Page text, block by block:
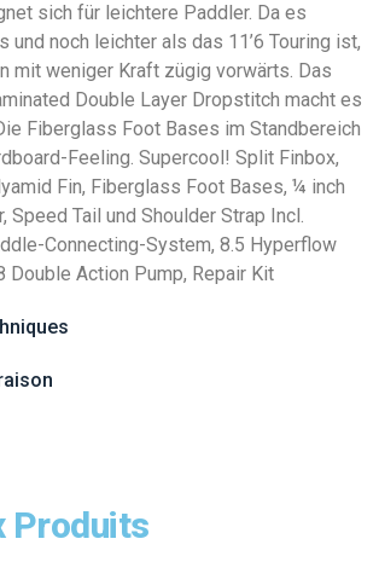
sich für leichtere Paddler. Da es
und noch leichter als das 11’6 Touring ist,
mit weniger Kraft zügig vorwärts. Das
Double Layer Dropstitch macht es
Fiberglass Foot Bases im Standbereich
Feeling. Supercool! Split Finbox,
Fin, Fiberglass Foot Bases, ¼ inch
Speed Tail und Shoulder Strap Incl.
Connecting-System, 8.5 Hyperflow
Double Action Pump, Repair Kit
Produits